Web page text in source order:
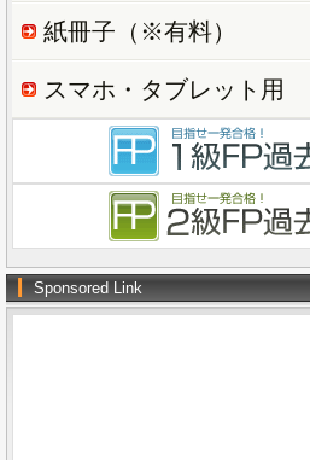
紙冊子（※有料）
スマホ・タブレット用
Sponsored Link